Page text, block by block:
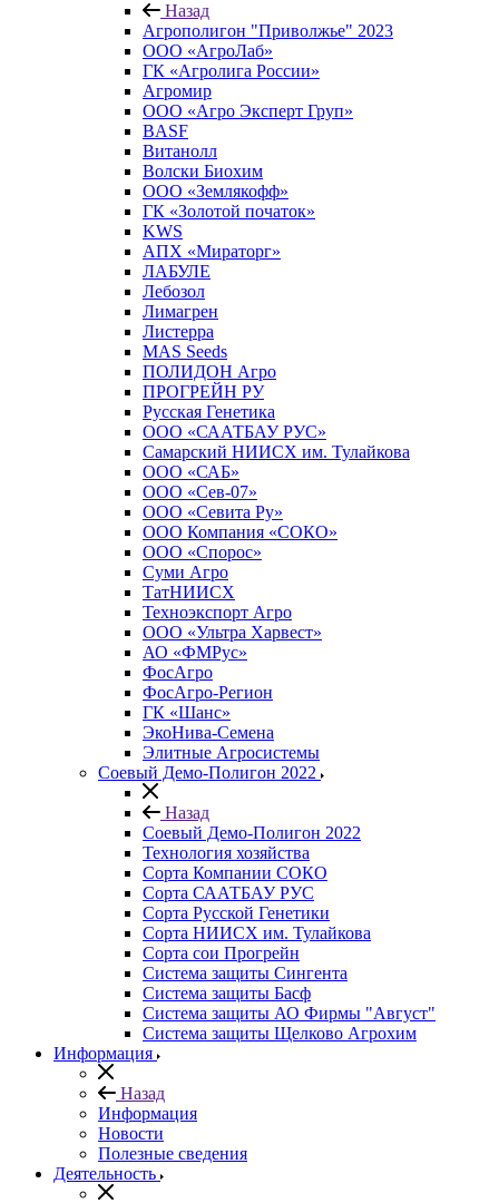
Назад
Агрополигон "Приволжье" 2023
ООО «АгроЛаб»
ГК «Агролига России»
Агромир
ООО «Агро Эксперт Груп»
BASF
Витанолл
Волски Биохим
ООО «Землякофф»
ГК «Золотой початок»
KWS
AПX «Мираторг»
ЛАБУЛЕ
Лебозол
Лимагрен
Листерра
MAS Seeds
ПОЛИДОН Агро
ПРОГРЕЙН РУ
Русская Генетика
ООО «СААТБАУ РУС»
Самарский НИИСХ им. Тулайкова
ООО «САБ»
ООО «Сев-07»
ООО «Севита Ру»
ООО Компания «СОКО»
ООО «Спорос»
Суми Агро
ТатНИИСХ
Техноэкспорт Агро
ООО «Ультра Харвест»
АО «ФМРус»
ФосАгро
ФосАгро-Регион
ГК «Шанс»
ЭкоНива-Семена
Элитные Агросистемы
Соевый Демо-Полигон 2022
Назад
Соевый Демо-Полигон 2022
Технология хозяйства
Сорта Компании СОКО
Сорта СААТБАУ РУС
Сорта Русской Генетики
Сорта НИИСХ им. Тулайкова
Сорта сои Прогрейн
Система защиты Сингента
Система защиты Басф
Система защиты АО Фирмы "Август"
Система защиты Щелково Агрохим
Информация
Назад
Информация
Новости
Полезные сведения
Деятельность